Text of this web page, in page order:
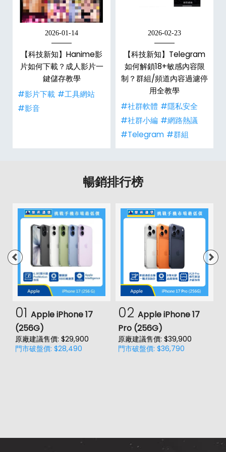
2026-01-14
【科技新知】Hanime影
片如何下載？成人影片一
鍵儲存教學
#影片下載 #工具網站
#影音
2026-02-23
【科技新知】Telegram
如何解鎖18+敏感內容限
制？群組/頻道內容過濾停
用全教學
#社群軟體 #隱私安全
#社群小編 #網路熱議
#Telegram #群組
暢銷排行榜
01 Apple iPhone 17
(256G)
原廠建議售價: $29,900
門市破盤價: $28,490
02 Apple iPhone 17
Pro (256G)
原廠建議售價: $39,900
門市破盤價: $36,790